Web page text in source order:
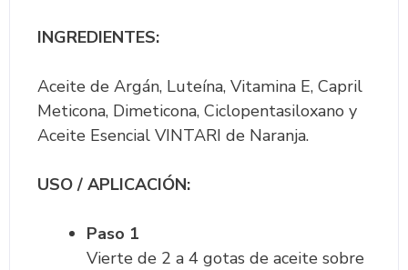
INGREDIENTES:
Aceite de Argán, Luteína, Vitamina E, Capril
Meticona, Dimeticona, Ciclopentasiloxano y
Aceite Esencial VINTARI de Naranja.
USO / APLICACIÓN:
Paso 1
Vierte de 2 a 4 gotas de aceite sobre